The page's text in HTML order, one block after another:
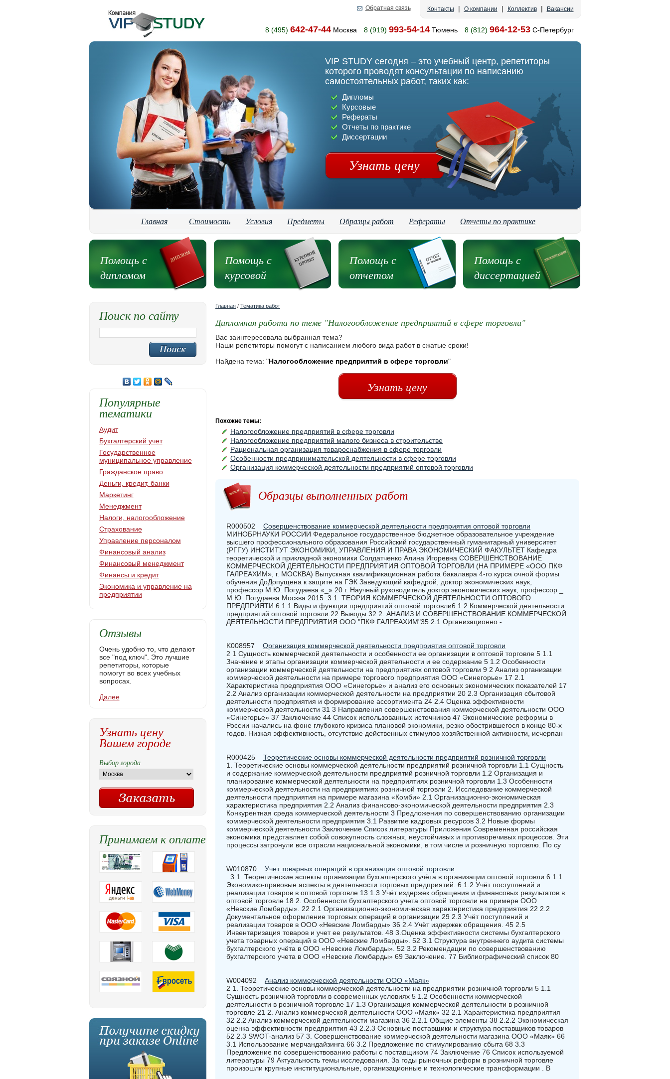
Контакты | О компании | Коллектив| Вакансии
Обратная связь
8 (495) 642-47-44Москва 8 (919) 993-54-14Тюмень 8 (812) 964-12-53С-Петербург
VIP STUDY сегодня – это учебный центр, репетиторы
которого проводят консультации по написанию
самостоятельных работ, таких как:
Дипломы
Курсовые
Рефераты
Отчеты по практике
Диссертации
Узнать цену
Главная Стоимость Условия Предметы Образцы работ Рефераты Отчеты по практике
Помощь с
дипломом
Помощь с
курсовой
Помощь с
отчетом
Помощь с
диссертацией
Главная / Тематика работ
Дипломная работа по теме "Налогообложение предприятий в сфере торговли"
Вас заинтересовала выбранная тема?
Наши репетиторы помогут с написанием любого вида работ в сжатые сроки!
Найдена тема: "Налогообложение предприятий в сфере торговли"
Узнать цену
Похожие темы:
Налогообложение предприятий в сфере торговли
Налогообложение предприятий малого бизнеса в строительстве
Рациональная организация товароснабжения в сфере торговли
Особенности предпринимательской деятельности в сфере торговли
Организация коммерческой деятельности предприятий оптовой торговли
Образцы выполненных работ
R000502 Совершенствование коммерческой деятельности предприятия оптовой торговли
МИНОБРНАУКИ РОССИИ Федеральное государственное бюджетное образовательное учреждение
высшего профессионального образования Российский государственный гуманитарный университет
(РГГУ) ИНСТИТУТ ЭКОНОМИКИ, УПРАВЛЕНИЯ И ПРАВА ЭКОНОМИЧЕСКИЙ ФАКУЛЬТЕТ Кафедра
теоретической и прикладной экономики Солдатченко Алина Игоревна СОВЕРШЕНСТВОВАНИЕ
КОММЕРЧЕСКОЙ ДЕЯТЕЛЬНОСТИ ПРЕДПРИЯТИЯ ОПТОВОЙ ТОРГОВЛИ (НА ПРИМЕРЕ «ООО ПКФ
ГАЛРЕАХИМ», г. МОСКВА) Выпускная квалификационная работа бакалавра 4-го курса очной формы
обучения ДоДопущена к защите на ГЭК Заведующий кафедрой, доктор экономических наук,
профессор М.Ю. Погудаева «_» 20 г. Научный руководитель доктор экономических наук, профессор _
М.Ю. Погудаева Москва 2015 .3 1. ТЕОРИЯ КОММЕРЧЕСКОЙ ДЕЯТЕЛЬНОСТИ ОПТОВОГО
ПРЕДПРИЯТИ.6 1.1 Виды и функции предприятий оптовой торговли6 1.2 Коммерческой деятельности
предприятий оптовой торговли.22 Выводы.32 2. АНАЛИЗ И СОВЕРШЕНСТВОВАНИЕ КОММЕРЧЕСКОЙ
ДЕЯТЕЛЬНОСТИ ПРЕДПРИЯТИЯ ООО "ПКФ ГАЛРЕАХИМ"35 2.1 Организационно -
K008957 Организация коммерческой деятельности предприятия оптовой торговли
2 1 Сущность коммерческой деятельности и особенности ее организации в оптовой торговле 5 1.1
Значение и этапы организации коммерческой деятельности и ее содержание 5 1.2 Особенности
организации коммерческой деятельности на предприятиях оптовой торговли 9 2 Анализ организации
коммерческой деятельности на примере торгового предприятия ООО «Синегорье» 17 2.1
Характеристика предприятия ООО «Синегорье» и анализ его основных экономических показателей 17
2.2 Анализ организации коммерческой деятельности на предприятии 20 2.3 Организация сбытовой
деятельности предприятия и формирование ассортимента 24 2.4 Оценка эффективности
коммерческой деятельности 31 3 Направления совершенствования коммерческой деятельности ООО
«Синегорье» 37 Заключение 44 Список использованных источников 47 Экономические реформы в
России начались на фоне глубокого кризиса плановой экономики, резко обострившегося в конце 80-х
годов. Низкая эффективность, отсутствие действенных стимулов хозяйственной активности, исчерпан
R000425 Теоретические основы коммерческой деятельности предприятий розничной торговли
1. Теоретические основы коммерческой деятельности предприятий розничной торговли 1.1 Сущность
и содержание коммерческой деятельности предприятий розничной торговли 1.2 Организация и
планирование коммерческой деятельности на предприятиях розничной торговли 1.3 Особенности
коммерческой деятельности на предприятиях розничной торговли 2. Исследование коммерческой
деятельности предприятия на примере магазина «Комби» 2.1 Организационно-экономическая
характеристика предприятия 2.2 Анализ финансово-экономической деятельности предприятия 2.3
Конкурентная среда коммерческой деятельности 3 Предложения по совершенствованию организации
коммерческой деятельности предприятия 3.1 Развитие кадровых ресурсов 3.2 Новые формы
коммерческой деятельности Заключение Список литературы Приложения Современная российская
экономика представляет собой совокупность сложных, неустойчивых и противоречивых процессов. Эти
процессы затронули все отрасли национальной экономики, в том числе и розничную торговлю. По су
W010870 Учет товарных операций в организация оптовой торговли
. 3 1. Теоретические аспекты организации бухгалтерского учёта в организации оптовой торговли 6 1.1
Экономико-правовые аспекты в деятельности торговых предприятий. 6 1.2 Учёт поступлений и
реализации товаров в оптовой торговле 13 1.3 Учёт издержек обращения и финансовых результатов в
оптовой торговле 18 2. Особенности бухгалтерского учета оптовой торговли на примере ООО
«Невские Ломбарды». 22 2.1 Организационно-экономическая характеристика предприятия 22 2.2
Документальное оформление торговых операций в организации 29 2.3 Учёт поступлений и
реализации товаров в ООО «Невские Ломбарды» 36 2.4 Учёт издержек обращения. 45 2.5
Инвентаризация товаров и учет ее результатов. 48 3.Оценка эффективности системы бухгалтерского
учета товарных операций в ООО «Невские Ломбарды». 52 3.1 Структура внутреннего аудита системы
бухгалтерского учёта в ООО «Невские Ломбарды». 52 3.2 Рекомендации по совершенствованию
бухгалтерского учета в ООО «Невские Ломбарды» 69 Заключение. 77 Библиографический список 80
W004092 Анализ коммерческой деятельности ООО «Маяк»
2 1. Теоретические основы коммерческой деятельности на предприятии розничной торговли 5 1.1
Сущность розничной торговли в современных условиях 5 1.2 Особенности коммерческой
деятельности в розничной торговле 17 1.3 Организация коммерческой деятельности в розничной
торговле 21 2. Анализ коммерческой деятельности ООО «Маяк» 32 2.1 Характеристика предприятия
32 2.2 Анализ коммерческой деятельности магазина 36 2.2.1 Общие элементы 38 2.2.2 Экономическая
оценка эффективности предприятия 43 2.2.3 Основные поставщики и структура поставщиков товаров
52 2.3 SWOT-анализ 57 3. Совершенствование коммерческой деятельности магазина ООО «Маяк» 66
3.1 Использование мерчандайзинга 66 3.2 Предложение по стимулированию сбыта 68 3.3
Предложение по совершенствованию работы с поставщиком 74 Заключение 76 Список используемой
литературы 79 Актуальность темы исследования. За годы рыночных реформ в розничной торговле
произошли крупные институциональные, организационные и технологические трансформации . В
Поиск по сайту
Популярные
тематики
Аудит
Бухгалтерский учет
Государственное
муниципальное управление
Гражданское право
Деньги, кредит, банки
Маркетинг
Менеджмент
Налоги, налогообложение
Страхование
Управление персоналом
Финансовый анализ
Финансовый менеджмент
Финансы и кредит
Экономика и управление на
предприятии
Отзывы
Очень удобно то, что делают
все "под ключ". Это лучшие
репетиторы, которые
помогут во всех учебных
вопросах.
Далее
Узнать цену
Вашем городе
Выбор города
Принимаем к оплате